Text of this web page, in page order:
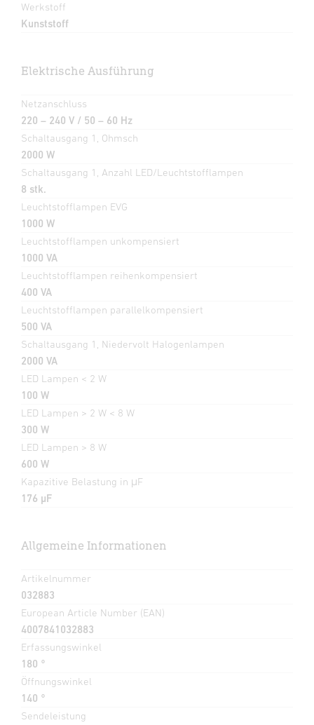
Werkstoff
Kunststoff
Elektrische Ausführung
Netzanschluss
220 – 240 V / 50 – 60 Hz
Schaltausgang 1, Ohmsch
2000 W
Schaltausgang 1, Anzahl LED/Leuchtstofflampen
8 stk.
Leuchtstofflampen EVG
1000 W
Leuchtstofflampen unkompensiert
1000 VA
Leuchtstofflampen reihenkompensiert
400 VA
Leuchtstofflampen parallelkompensiert
500 VA
Schaltausgang 1, Niedervolt Halogenlampen
2000 VA
LED Lampen < 2 W
100 W
LED Lampen > 2 W < 8 W
300 W
LED Lampen > 8 W
600 W
Kapazitive Belastung in μF
176 µF
Allgemeine Informationen
Artikelnummer
032883
European Article Number (EAN)
4007841032883
Erfassungswinkel
180 °
Öffnungswinkel
140 °
Sendeleistung